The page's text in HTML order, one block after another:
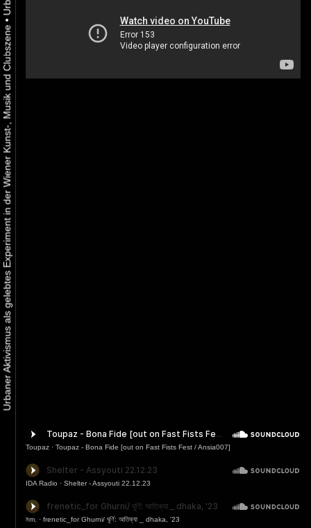
Urbaner Aktivismus als gelebtes Experiment in der Wiener Kunst-, Musik und Clubszene
•
Toupaz · Toupaz - Bona Fide [out on Fast Fists Fest / Ansia007]
IDA Radio · Shelter - Assyouti 22.12.23
মm. · frenetic_for Ghurni/ ঘূর্ণি: আতিক্যা _ dhaka, '23